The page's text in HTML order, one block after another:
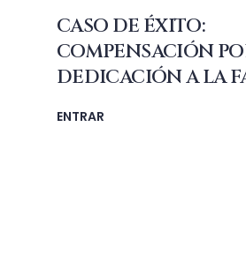
CASO DE ÉXITO:
COMPENSACIÓN
DEDICACIÓN A LA
ENTRAR